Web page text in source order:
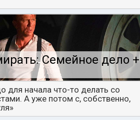
Семейное дело +
для начала что-то делать со
А уже потом с, собственно,